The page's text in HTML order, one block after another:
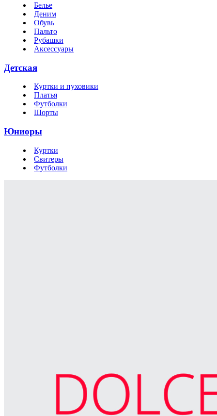
Белье
Деним
Обувь
Пальто
Рубашки
Аксессуары
Детская
Куртки и пуховики
Платья
Футболки
Шорты
Юниоры
Куртки
Свитеры
Футболки